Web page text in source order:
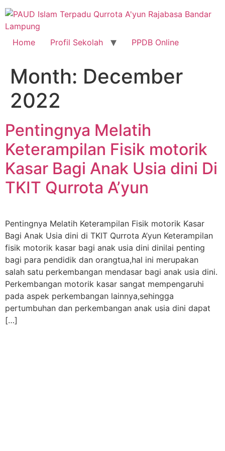
Skip
to
content
Home
Profil Sekolah PPDB Online
Month: December
2022
Pentingnya Melatih
Keterampilan Fisik motorik
Kasar Bagi Anak Usia dini Di
TKIT Qurrota A’yun
Pentingnya Melatih Keterampilan Fisik motorik Kasar
Bagi Anak Usia dini di TKIT Qurrota A’yun Keterampilan
fisik motorik kasar bagi anak usia dini dinilai penting
bagi para pendidik dan orangtua,hal ini merupakan
salah satu perkembangan mendasar bagi anak usia dini.
Perkembangan motorik kasar sangat mempengaruhi
pada aspek perkembangan lainnya,sehingga
pertumbuhan dan perkembangan anak usia dini dapat
[…]